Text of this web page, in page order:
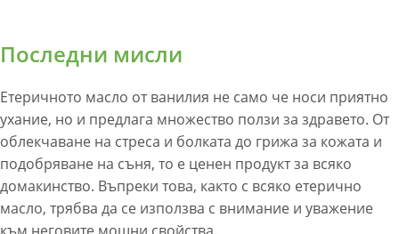
Последни мисли
Етеричното масло от ванилия не само че носи приятно
ухание, но и предлага множество ползи за здравето. От
облекчаване на стреса и болката до грижа за кожата и
подобряване на съня, то е ценен продукт за всяко
домакинство. Въпреки това, както с всяко етерично
масло, трябва да се използва с внимание и уважение